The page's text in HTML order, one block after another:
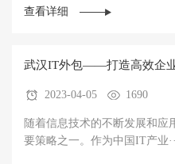
查看详细
武汉IT外包——打造高效企
2023-04-05 1690
随着信息技术的不断发展和
要策略之一。作为中国IT产业